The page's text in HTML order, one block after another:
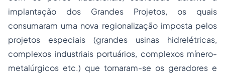
implantação dos Grandes Projetos, os quais
consumaram uma nova regionalização imposta pelos
projetos especiais (grandes usinas hidrelétricas,
complexos industriais portuários, complexos mínero-
metalúrgicos etc.) que tornaram-se os geradores e